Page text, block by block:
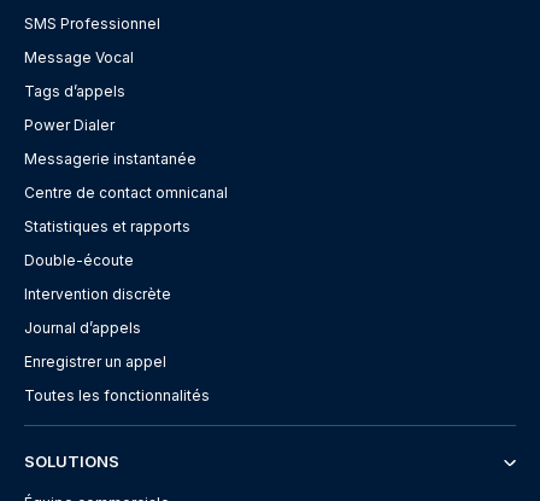
SMS Professionnel
Message Vocal
Tags d’appels
Power Dialer
Messagerie instantanée
Centre de contact omnicanal
Statistiques et rapports
Double-écoute
Intervention discrète
Journal d’appels
Enregistrer un appel
Toutes les fonctionnalités
SOLUTIONS